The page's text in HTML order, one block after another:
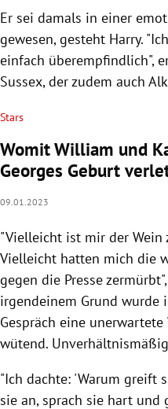
Er sei damals in einer
gewesen, gesteht Harry.
einfach überempfindlich",
Sussex, der zudem auch
Stars
Womit William und
Georges Geburt
09.01.2023
"Vielleicht ist mir der Wein
Vielleicht hatten mich die
gegen die Presse
irgendeinem Grund wurde
Gespräch eine
wütend.
"Ich dachte: 'Warum greift
sie an, sprach sie hart und